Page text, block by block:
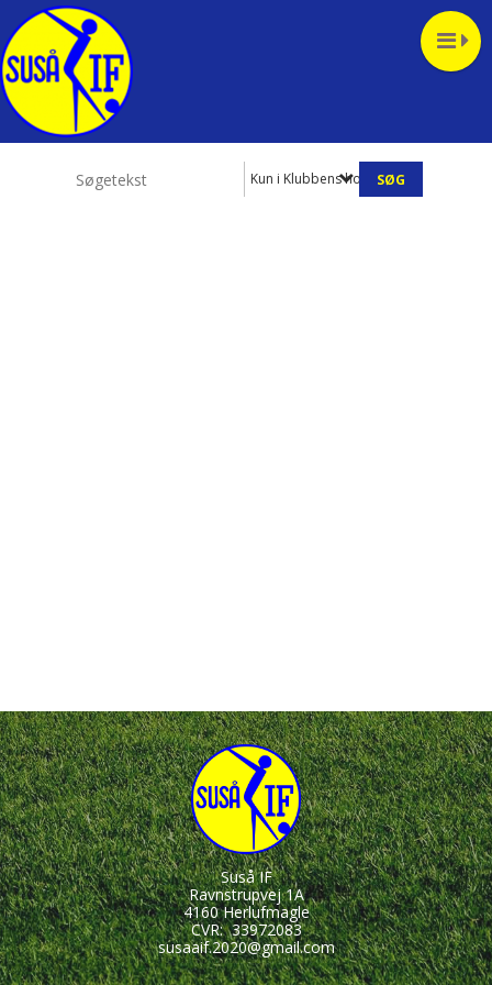
Kun i Klubbens hold
Suså IF
Ravnstrupvej 1A
4160 Herlufmagle
CVR:33972083
susaaif.2020@gmail.com